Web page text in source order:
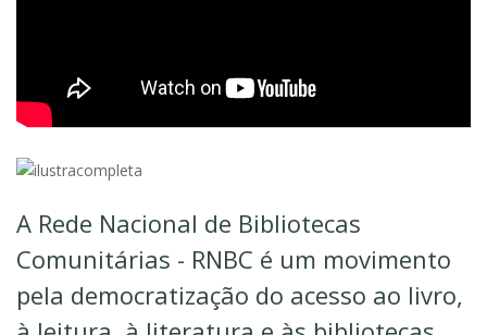
A Rede Nacional de Bibliotecas
Comunitárias - RNBC é um movimento
pela democratização do acesso ao livro,